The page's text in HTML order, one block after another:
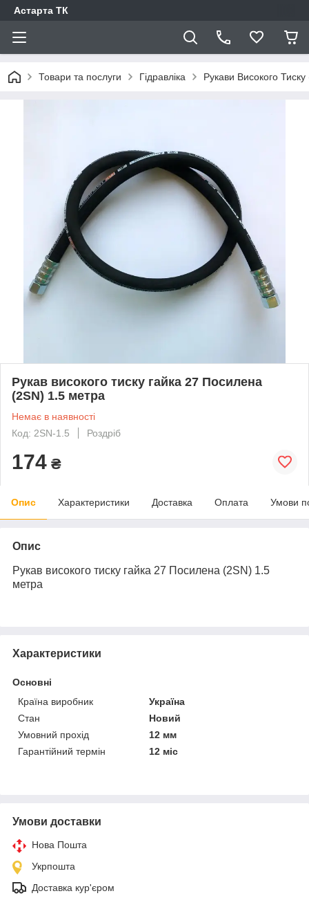
Астарта ТК
Товари та послуги Гідравліка Рукави Високого
Рукав високого тиску гайка 27 Посилена
(2SN) 1.5 метра
Немає в наявності
Код: 2SN-1.5
Роздріб
174 ₴
Опис Характеристики Доставка Оплата Умови
Опис
Рукав високого тиску гайка 27 Посилена (2SN) 1.5
метра
Характеристики
Основні
Країна виробник
Україна
Стан
Новий
Умовний прохід
12 мм
Гарантійний термін
12 міс
Умови доставки
Нова Пошта
Укрпошта
Доставка кур'єром